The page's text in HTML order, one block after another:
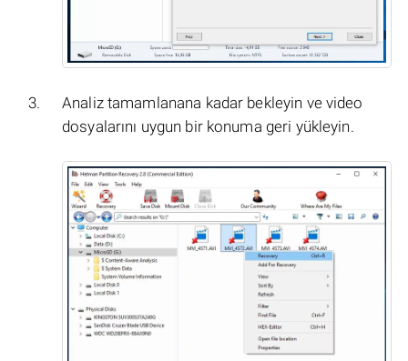
Analiz tamamlanana kadar bekleyin ve video
dosyalarını uygun bir konuma geri yükleyin.